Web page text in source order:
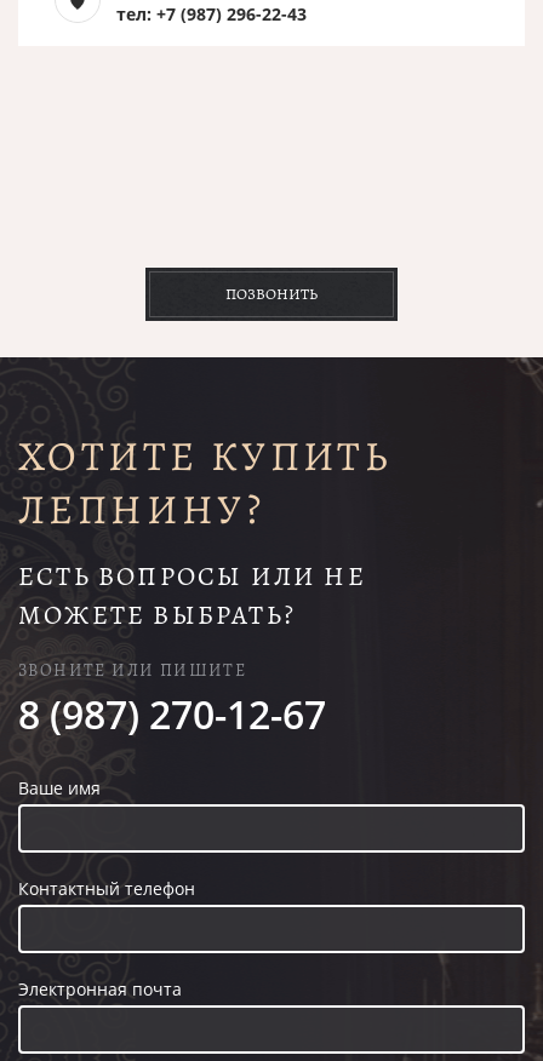
тел: +7 (987) 296-22-43
ПОЗВОНИТЬ
ХОТИТЕ КУПИТЬ
ЛЕПНИНУ?
ЕСТЬ ВОПРОСЫ ИЛИ НЕ
МОЖЕТЕ ВЫБРАТЬ?
ЗВОНИТЕ ИЛИ ПИШИТЕ
8 (987) 270-12-67
Ваше имя
Контактный телефон
Электронная почта